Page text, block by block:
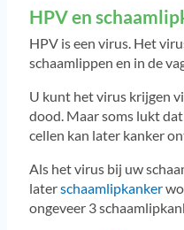
HPV en
HPV is een virus. Het
schaamlippen en in de
U kunt het virus krijgen
dood. Maar soms lukt
cellen kan later kanker
Als het virus bij uw
laterschaamlipkanker
ongeveer 3